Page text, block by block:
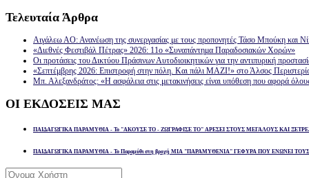
Τελευταία Άρθρα
Αιγάλεω ΑΟ: Ανανέωση της συνεργασίας με τους προπονητές Τάσο Μπούκη και
«Διεθνές Φεστιβάλ Πέτρας» 2026: 11ο «Συναπάντημα Παραδοσιακών Χορών»
Οι προτάσεις του Δικτύου Πράσινων Αυτοδιοικητικών για την αντιπυρική
«Σεπτέμβρης 2026: Επιστροφή στην πόλη. Και πάλι ΜΑΖΙ!» στο Άλσος
Μπ. Αλεξανδράτος: «Η ασφάλεια στις μετακινήσεις είναι υπόθεση που αφορά
ΟΙ ΕΚΔΟΣΕΙΣ ΜΑΣ
ΠΑΙΔΑΓΩΓΙΚΑ ΠΑΡΑΜΥΘΙΑ - Το "ΑΚΟΥΣΕ ΤΟ - ΖΩΓΡΑΦΙΣΕ ΤΟ" ΑΡΕΣΕΙ ΣΤΟΥΣ ΜΕΓΑΛΟΥΣ ΚΑΙ
ΠΑΙΔΑΓΩΓΙΚΑ ΠΑΡΑΜΥΘΙΑ - Το Παραμύθι στη βροχή ΜΙΑ "ΠΑΡΑΜΥΘΕΝΙΑ" ΓΕΦΥΡΑ ΠΟΥ ΕΝΩΝΕΙ